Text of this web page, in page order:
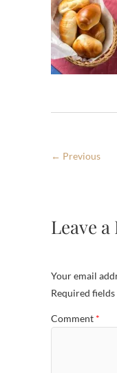
← Previous
Leave a
Your email
Required
Comment *